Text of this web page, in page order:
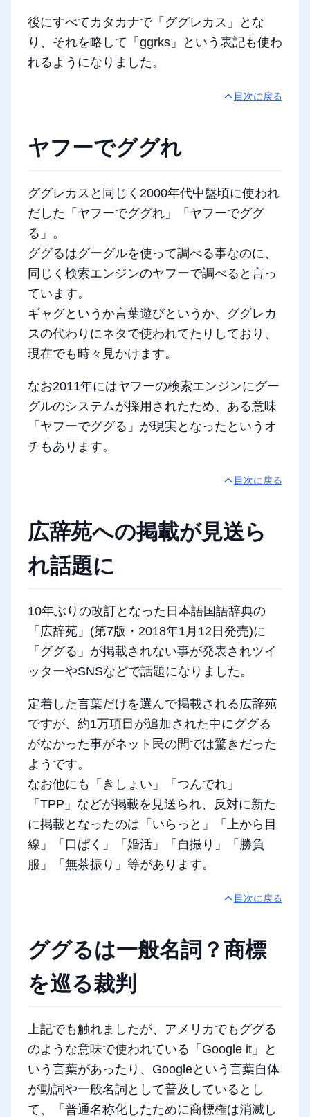
後にすべてカタカナで「ググレカス」とな
り、それを略して「ggrks」という表記も使わ
れるようになりました。
目次に戻る
ヤフーでググれ
ググレカスと同じく2000年代中盤頃に使われ
だした「ヤフーでググれ」「ヤフーでググ
る」。
ググるはグーグルを使って調べる事なのに、
同じく検索エンジンのヤフーで調べると言っ
ています。
ギャグというか言葉遊びというか、ググレカ
スの代わりにネタで使われてたりしており、
現在でも時々見かけます。
なお2011年にはヤフーの検索エンジンにグー
グルのシステムが採用されたため、ある意味
「ヤフーでググる」が現実となったというオ
チもあります。
目次に戻る
広辞苑への掲載が見送ら
れ話題に
10年ぶりの改訂となった日本語国語辞典の
「広辞苑」(第7版・2018年1月12日発売)に
「ググる」が掲載されない事が発表されツイ
ッターやSNSなどで話題になりました。
定着した言葉だけを選んで掲載される広辞苑
ですが、約1万項目が追加された中にググる
がなかった事がネット民の間では驚きだった
ようです。
なお他にも「きしょい」「つんでれ」
「TPP」などが掲載を見送られ、反対に新た
に掲載となったのは「いらっと」「上から目
線」「口ぱく」「婚活」「自撮り」「勝負
服」「無茶振り」等があります。
目次に戻る
ググるは一般名詞？商標
を巡る裁判
上記でも触れましたが、アメリカでもググる
のような意味で使われている「Google it」と
いう言葉があったり、Googleという言葉自体
が動詞や一般名詞として普及しているとし
て、「普通名称化したために商標権は消滅し